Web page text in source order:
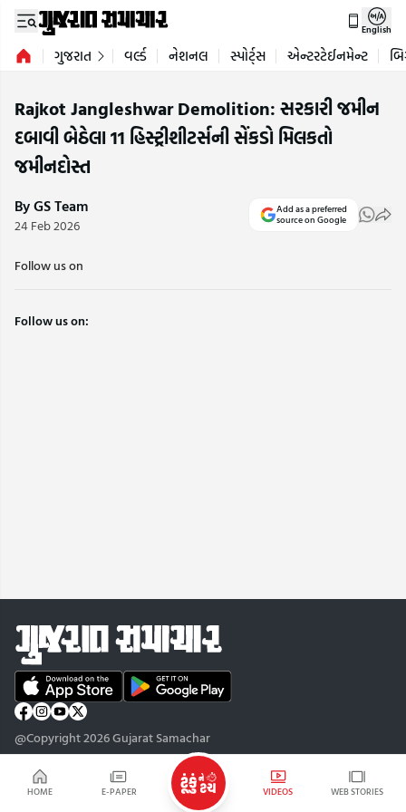
HOME E-PAPER VIDEOS WEB STORIES
English
ગુજરાત વર્લ્ડ નેશનલ સ્પોર્ટ્સ એન્ટરટેઈનમેન્ટ
Rajkot Jangleshwar Demolition: સરકારી જમીન
દબાવી બેઠેલા 11 હિસ્ટ્રીશીટર્સની સેંકડો મિલકતો
જમીનદોસ્ત
By GS Team
24 Feb 2026
Add as a preferred
source on Google
Follow us on
Follow us on:
@Copyright 2026 Gujarat Samachar